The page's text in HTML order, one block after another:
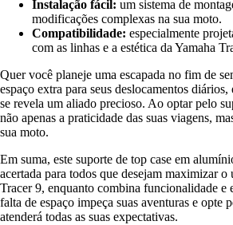
Instalação fácil: um sistema de
modificações complexas na sua moto.
Compatibilidade: especialmente
com as linhas e a estética da Yamaha
Quer você planeje uma escapada no fim de
espaço extra para seus deslocamentos diários,
se revela um aliado precioso. Ao optar pelo
não apenas a praticidade das suas viagens,
sua moto.
Em suma, este suporte de top case em
acertada para todos que desejam maximizar o
Tracer 9, enquanto combina funcionalidade e
falta de espaço impeça suas aventuras e opte
atenderá todas as suas expectativas.